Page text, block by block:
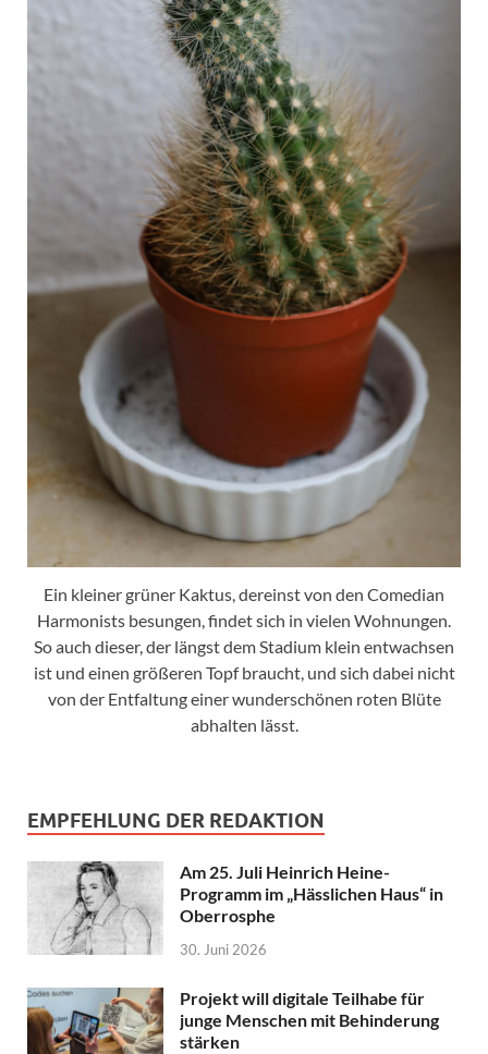
Ein kleiner grüner Kaktus, dereinst von den Comedian
Harmonists besungen, findet sich in vielen Wohnungen.
So auch dieser, der längst dem Stadium klein entwachsen
ist und einen größeren Topf braucht, und sich dabei nicht
von der Entfaltung einer wunderschönen roten Blüte
abhalten lässt.
EMPFEHLUNG DER REDAKTION
Am 25. Juli Heinrich Heine-
Programm im „Hässlichen Haus“ in
Oberrosphe
30. Juni 2026
Projekt will digitale Teilhabe für
junge Menschen mit Behinderung
stärken